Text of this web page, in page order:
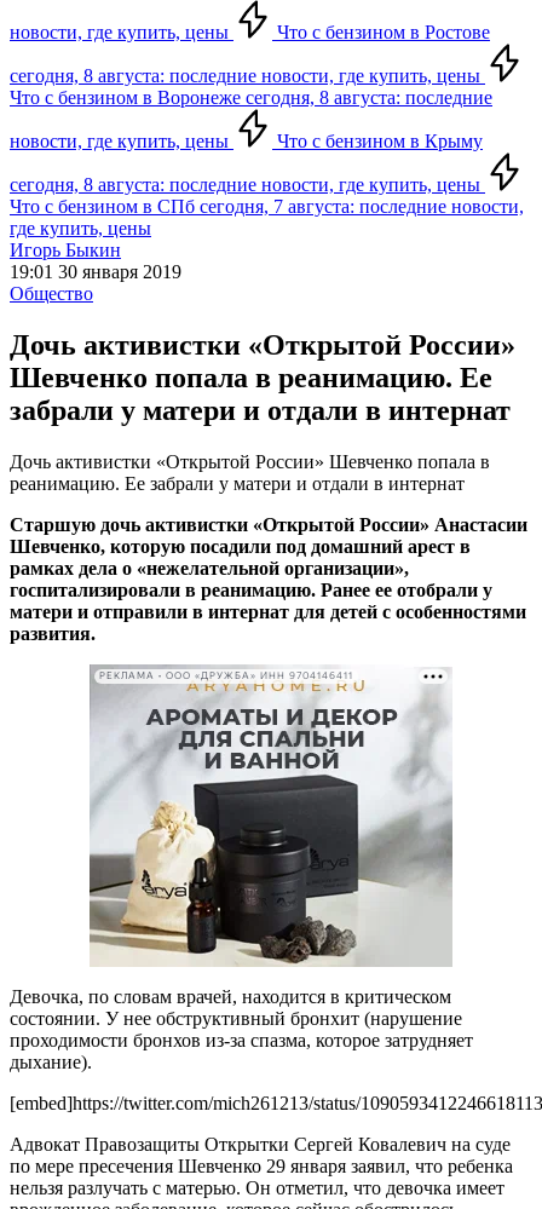
новости, где купить, цены Что с бензином в Ростове
сегодня, 8 августа: последние новости, где купить, цены
Что с бензином в Воронеже сегодня, 8 августа: последние
новости, где купить, цены Что с бензином в Крыму
сегодня, 8 августа: последние новости, где купить, цены
Что с бензином в СПб сегодня, 7 августа: последние новости,
где купить, цены
Игорь Быкин
19:01 30 января 2019
Общество
Дочь активистки «Открытой России»
Шевченко попала в реанимацию. Ее
забрали у матери и отдали в интернат
Дочь активистки «Открытой России» Шевченко попала в
реанимацию. Ее забрали у матери и отдали в интернат
Старшую дочь активистки «Открытой России» Анастасии
Шевченко, которую посадили под домашний арест в
рамках дела о «нежелательной организации»,
госпитализировали в реанимацию. Ранее ее отобрали у
матери и отправили в интернат для детей с особенностями
развития.
РЕКЛАМА • ООО «ДРУЖБА» ИНН 9704146411
Девочка, по словам врачей, находится в критическом
состоянии. У нее обструктивный бронхит (нарушение
проходимости бронхов из-за спазма, которое затрудняет
дыхание).
[embed]https://twitter.com/mich261213/status/
Адвокат Правозащиты Открытки Сергей Ковалевич на суде
по мере пресечения Шевченко 29 января заявил, что ребенка
нельзя разлучать с матерью. Он отметил, что девочка имеет